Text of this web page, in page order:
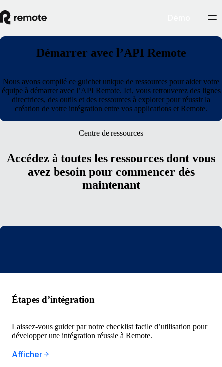
Démarrer avec l’API Remote
Nous avons compilé ce guichet unique de ressources pour aider votre
équipe à démarrer avec l’API Remote. Ici, vous retrouverez des lignes
directrices, des outils et des ressources à explorer pour réussir la
création de votre intégration entre vos applications et Remote.
Centre de ressources
Accédez à toutes les ressources dont vous
avez besoin pour commencer dès
maintenant
Étapes d’intégration
Laissez-vous guider par notre checklist facile d’utilisation pour
développer une intégration réussie à Remote.
Afficher